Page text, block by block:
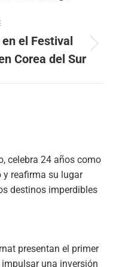
el Festival
Corea del Sur
celebra 24 años como
y reafirma su lugar
destinos imperdibles
presentan el primer
una inversión